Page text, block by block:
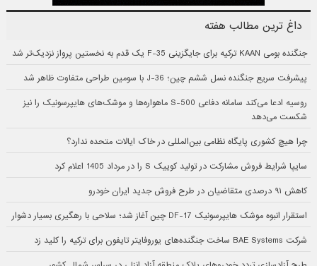
داغ ترین مطالب هفته
جنگنده بومی KAAN ترکیه برای جایگزینی F-35 یک قدم به نخستین پرواز نزدیک‌تر شد
پیشرفت سریع جنگنده نسل ششم چین؛ J-36 با سومین طراحی متفاوت ظاهر شد
روسیه ادعا می‌کند سامانه دفاعی S-500 ماهواره‌ها و موشک‌های هایپرسونیک را نیز
شکست می‌دهد
چرا هیچ کشوری پایگاه نظامی بین‌المللی در خاک ایالات متحده ندارد؟
سایپا شرایط فروش مشارکت در تولید کوییک S را در مرداد 1405 اعلام کرد
کاهش ۹۱ درصدی متقاضیان در طرح فروش جدید ایران خودرو
استقرار انبوه موشک هایپرسونیک DF-17 چین آغاز شد؛ سلاحی با رهگیری بسیار دشوار
شرکت BAE Systems ساخت جنگنده‌های یوروفایتر تایفون برای ترکیه را کلید زد